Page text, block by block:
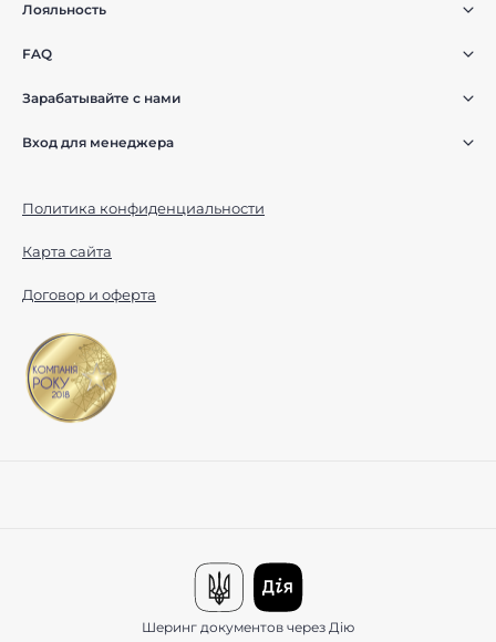
Лояльность
FAQ
Зарабатывайте с нами
Вход для менеджера
Политика конфиденциальности
Карта сайта
Договор и оферта
Шеринг документов через Дію